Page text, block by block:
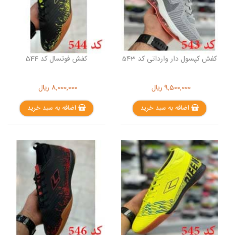
کفش کپسول دار وارداتی کد 543
9,500,000 ریال
اضافه به سبد خرید
کفش فوتسال کد 544
8,000,000 ریال
اضافه به سبد خرید